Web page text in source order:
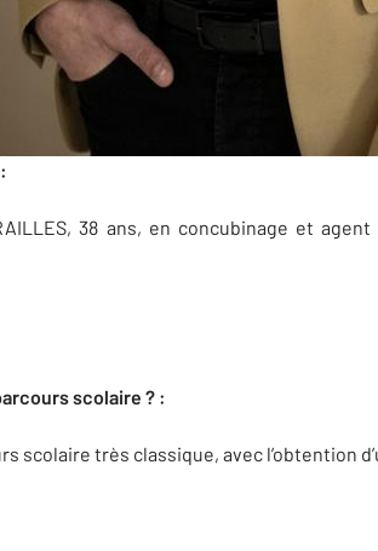
38 ans, en concubinage et
scolaire ? :
scolaire très classique, avec l’obtention